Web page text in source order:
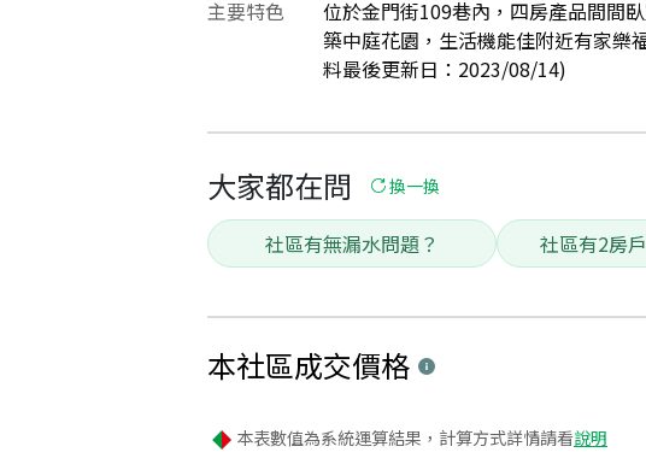
主要特色
位於金門街109巷內，四房產品間間
築中庭花園，生活機能佳附近有家樂
料最後更新日：2023/08/14)
大家都在問 換一換
社區有無漏水問題？ 社區有2房
本社區成交價格
本表數值為系統運算結果，計算方式詳情請看說明